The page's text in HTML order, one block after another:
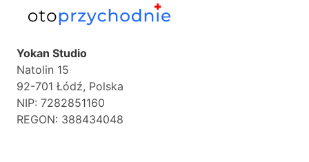
Yokan Studio
Natolin 15
92-701 Łódź, Polska
NIP: 7282851160
REGON: 388434048